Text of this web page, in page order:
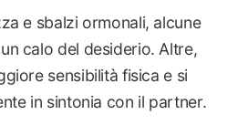
e sbalzi ormonali, alcune
calo del desiderio. Altre,
sensibilità fisica e si
in sintonia con il partner.